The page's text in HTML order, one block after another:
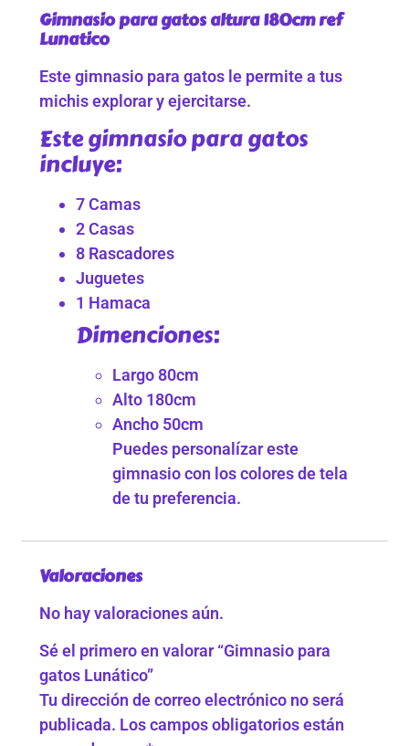
Gimnasio para gatos altura 180cm ref
Lunatico
Este gimnasio para gatos le permite a tus
michis explorar y ejercitarse.
Este gimnasio para gatos
incluye:
7 Camas
2 Casas
8 Rascadores
Juguetes
1 Hamaca
Dimenciones:
Largo 80cm
Alto 180cm
Ancho 50cm
Puedes personalízar este
gimnasio con los colores de tela
de tu preferencia.
Valoraciones
No hay valoraciones aún.
Sé el primero en valorar “Gimnasio para
gatos Lunático”
Tu dirección de correo electrónico no será
publicada. Los campos obligatorios están